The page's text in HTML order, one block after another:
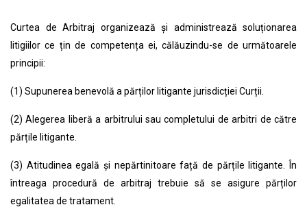
Curtea de Arbitraj organizează și administrează soluționarea
litigiilor ce țin de competența ei, călăuzindu-se de următoarele
principii:
(1) Supunerea benevolă a părților litigante jurisdicției Curții.
(2) Alegerea liberă a arbitrului sau completului de arbitri de către
părțile litigante.
(3) Atitudinea egală și nepărtinitoare față de părțile litigante. În
întreaga procedură de arbitraj trebuie să se asigure părților
egalitatea de tratament.